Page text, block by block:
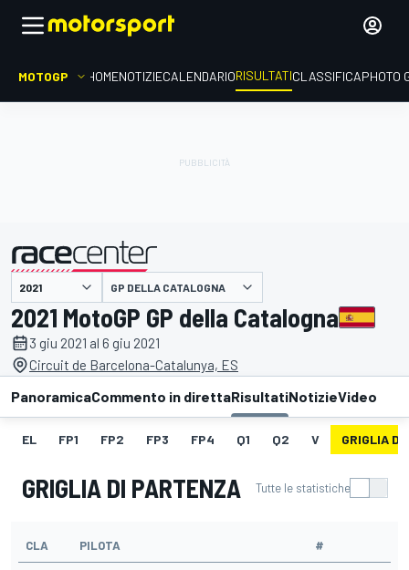
MOTOGP HOMENOTIZIECALENDARIORISULTATICLASSIFICAPHOTO
presentato da GP DELLA CATALOGNA
2021 MotoGP GP della Catalogna
3 giu 2021 al 6 giu 2021
Circuit de Barcelona-Catalunya, ES
PanoramicaCommento in direttaRisultatiNotizieVideo
EL FP1 FP2 FP3 FP4 Q1 Q2 V GRIGLIA DI
GRIGLIA DI PARTENZA Tutte le statistiche
CLA PILOTA #